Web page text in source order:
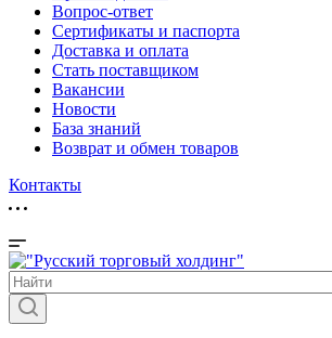
Вопрос-ответ
Сертификаты и паспорта
Доставка и оплата
Стать поставщиком
Вакансии
Новости
База знаний
Возврат и обмен товаров
Контакты